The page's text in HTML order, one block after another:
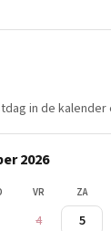
in de
2026
VR ZA
4 5